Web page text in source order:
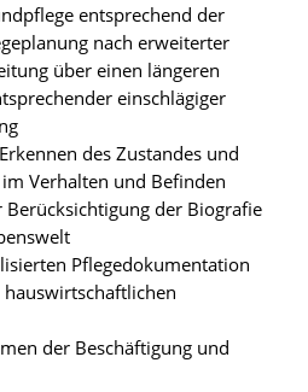
entsprechend der
nach erweiterter
über einen längeren
einschlägiger
des Zustandes und
Verhalten und Befinden
der Biografie
Pflegedokumentation
der Beschäftigung und